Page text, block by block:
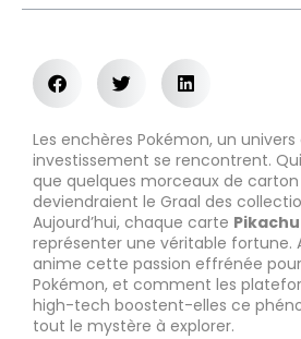
Les enchères Pokémon, un
investissement se rencontrent.
que quelques morceaux de
deviendraient le Graal des
Aujourd’hui, chaque carte Pikachu
représenter une véritable fortune.
anime cette passion effrénée
Pokémon, et comment les
high-tech boostent-elles ce
tout le mystère à explorer.